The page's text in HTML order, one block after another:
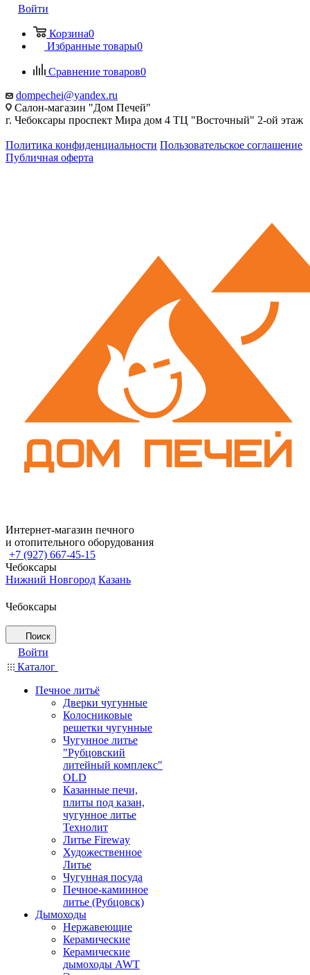
Войти
Корзина0
Избранные товары0
Сравнение товаров0
dompechei@yandex.ru
Салон-магазин "Дом Печей"
г. Чебоксары проспект Мира дом 4 ТЦ "Восточный" 2-ой этаж
Политика конфиденциальности Пользовательское соглашение
Публичная оферта
Интернет-магазин печного
и отопительного оборудования
+7 (927) 667-45-15
Чебоксары
Нижний Новгород Казань
Чебоксары
Поиск
Войти
Каталог
Печное литьё
Дверки чугунные
Колосниковые
решетки чугунные
Чугунное литье
"Рубцовский
литейный комплекс"
OLD
Казанные печи,
плиты под казан,
чугунное литье
Технолит
Литье Fireway
Художественное
Литье
Чугунная посуда
Печное-каминное
литье (Рубцовск)
Дымоходы
Нержавеющие
Керамические
Керамические
дымоходы AWT